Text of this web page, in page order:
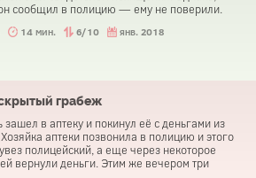
сообщил в полицию — ему не поверили.
14 мин. 6/10 янв. 2018
грабеж
зашел в аптеку и покинул её с деньгами из
аптеки позвонила в полицию и этого
полицейский, а еще через некоторое
вернули деньги. Этим же вечером три